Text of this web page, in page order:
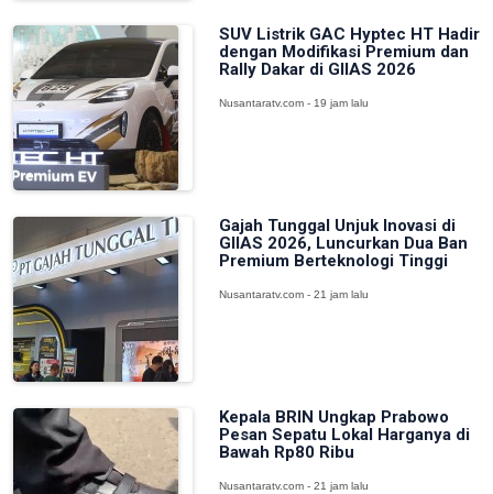
SUV Listrik GAC Hyptec HT Hadir
dengan Modifikasi Premium dan
Rally Dakar di GIIAS 2026
Nusantaratv.com - 19 jam lalu
Gajah Tunggal Unjuk Inovasi di
GIIAS 2026, Luncurkan Dua Ban
Premium Berteknologi Tinggi
Nusantaratv.com - 21 jam lalu
Kepala BRIN Ungkap Prabowo
Pesan Sepatu Lokal Harganya di
Bawah Rp80 Ribu
Nusantaratv.com - 21 jam lalu